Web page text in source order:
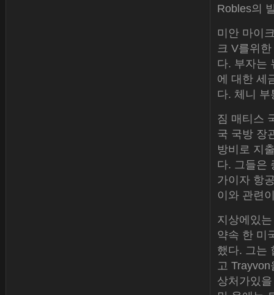
Robles의
미안 마이
크 V를위
다. 부자는
에 대한 세
다. 체니
짐 매티스
국 국방 장
방비로 지
다. 그들은
가이자 항
이와 관련
지상에있
약속 한 미
했다. 그는
고
상처가있